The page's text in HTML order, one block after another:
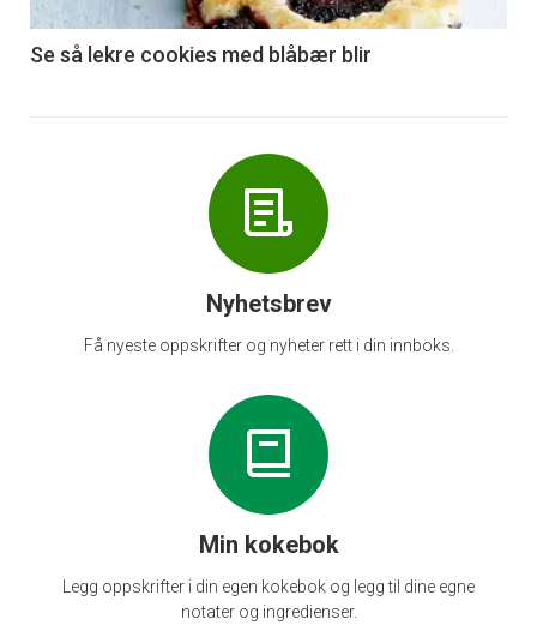
6
Se så lekre cookies med blåbær blir
Nyhetsbrev
Få nyeste oppskrifter og nyheter rett i din innboks.
Min kokebok
Legg oppskrifter i din egen kokebok og legg til dine egne
notater og ingredienser.